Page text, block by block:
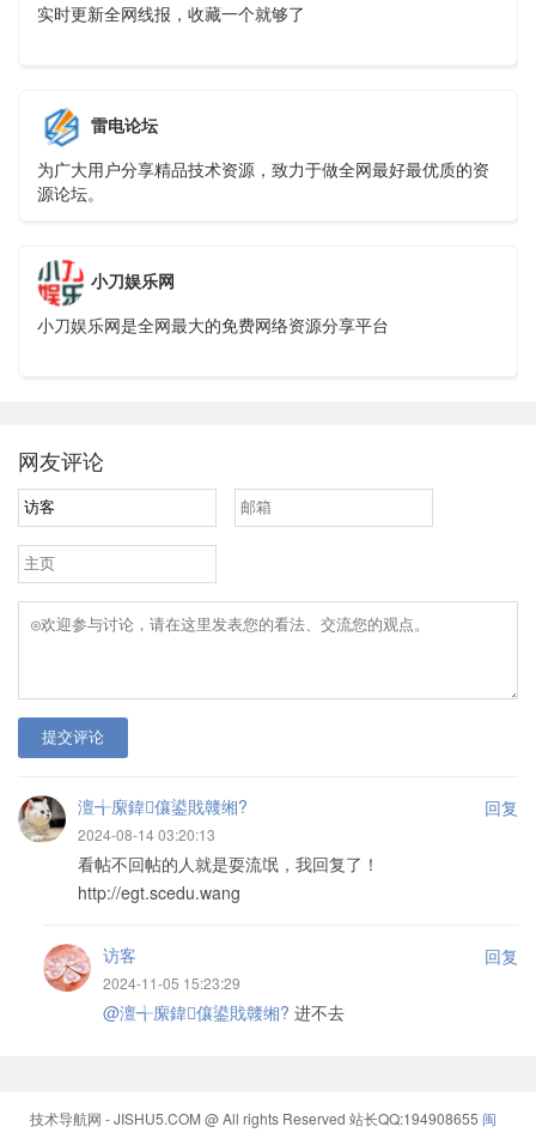
实时更新全网线报，收藏一个就够了
雷电论坛
为广大用户分享精品技术资源，致力于做全网最好最优质的资
源论坛。
小刀娱乐网
小刀娱乐网是全网最大的免费网络资源分享平台
网友评论
提交评论
澶╅緳鍏儴鍙戝竷缃? 回复
2024-08-14 03:20:13
看帖不回帖的人就是耍流氓，我回复了！
http://egt.scedu.wang
访客 回复
2024-11-05 15:23:29
@澶╅緳鍏儴鍙戝竷缃? 进不去
技术导航网 - JISHU5.COM @ All rights Reserved 站长QQ:194908655 闽